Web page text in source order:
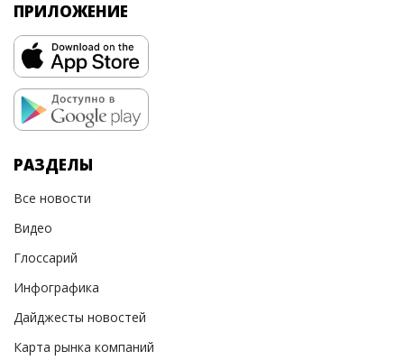
ПРИЛОЖЕНИЕ
РАЗДЕЛЫ
Все новости
Видео
Глоссарий
Инфографика
Дайджесты новостей
Карта рынка компаний